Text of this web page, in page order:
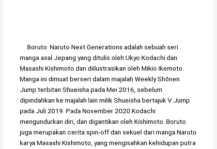
Boruto: Naruto Next Generations adalah sebuah seri
manga asal Jepang yang ditulis oleh Ukyo Kodachi dan
Masashi Kishimoto dan diilustrasikan oleh Mikio Ikemoto.
Manga ini dimuat berseri dalam majalah Weekly Shōnen
Jump terbitan Shueisha pada Mei 2016, sebelum
dipindahkan ke majalah lain milik Shueisha bertajuk V Jump
pada Juli 2019. Pada November 2020 Kodachi
mengundurkan diri, dan digantikan oleh Kishimoto. Boruto
juga merupakan cerita spin-off dan sekuel dari manga Naruto
karya Masashi Kishimoto, yang mengisahkan kehidupan putra